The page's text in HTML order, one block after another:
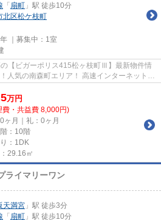
「 扇町 」駅 徒歩10分
北区松ケ枝町
｜募集中： 1室
【ビガーポリス415松ヶ枝町Ⅲ】最新物件情
人気の南森町エリア！ 高速インターネット無
万円
費・共益費 8,000円)
ヶ月｜礼：0ヶ月
：10階
：1DK
29.16㎡
ライマリーワン
天満宮 」駅 徒歩3分
「 扇町 」駅 徒歩10分